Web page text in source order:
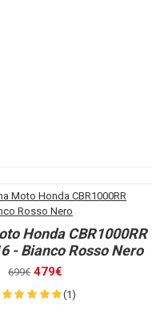
Honda CBR1000RR
- Bianco Rosso Nero
699€ 479€
(1)